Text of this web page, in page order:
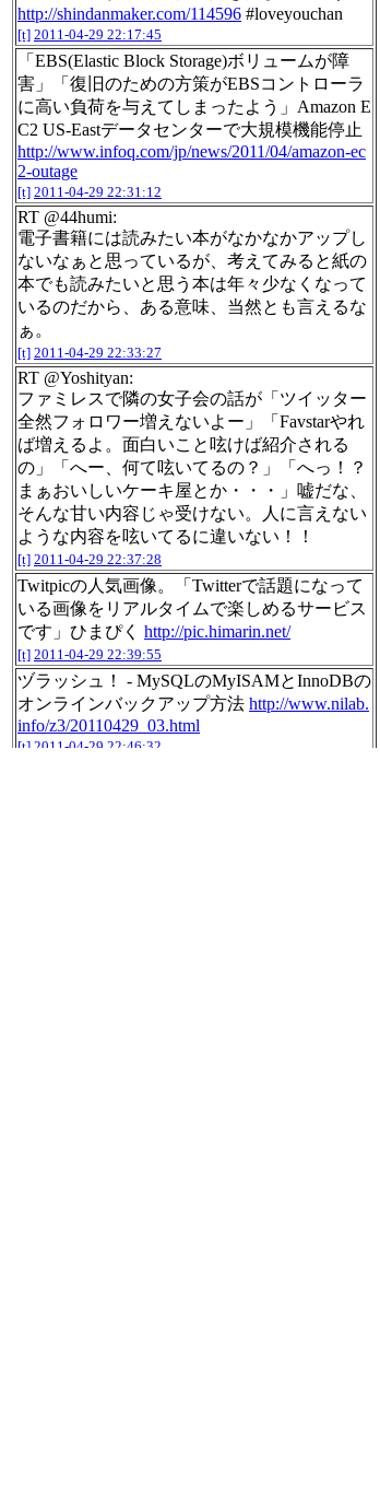
http://shindanmaker.com/114596 #loveyouchan
[t] 2011-04-29 22:17:45
「EBS(Elastic Block Storage)ボリュームが障
害」「復旧のための方策がEBSコントローラ
に高い負荷を与えてしまったよう」Amazon E
C2 US-Eastデータセンターで大規模機能停止
http://www.infoq.com/jp/news/2011/04/amazon-ec
2-outage
[t] 2011-04-29 22:31:12
RT @44humi:
電子書籍には読みたい本がなかなかアップし
ないなぁと思っているが、考えてみると紙の
本でも読みたいと思う本は年々少なくなって
いるのだから、ある意味、当然とも言えるな
ぁ。
[t] 2011-04-29 22:33:27
RT @Yoshityan:
ファミレスで隣の女子会の話が「ツイッター
全然フォロワー増えないよー」「Favstarやれ
ば増えるよ。面白いこと呟けば紹介される
の」「へー、何て呟いてるの？」「へっ！？
まぁおいしいケーキ屋とか・・・」嘘だな、
そんな甘い内容じゃ受けない。人に言えない
ような内容を呟いてるに違いない！！
[t] 2011-04-29 22:37:28
Twitpicの人気画像。「Twitterで話題になって
いる画像をリアルタイムで楽しめるサービス
です」ひまぴく http://pic.himarin.net/
[t] 2011-04-29 22:39:55
ヅラッシュ！ - MySQLのMyISAMとInnoDBの
オンラインバックアップ方法 http://www.nilab.
info/z3/20110429_03.html
[t] 2011-04-29 22:46:32